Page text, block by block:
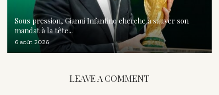
Sous pression, Gianni Infantino cherche à sauver son
mandat à la tête...
6 août 2026
LEAVE A COMMENT